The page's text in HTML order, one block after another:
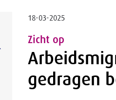
18-03-2025
Zicht op
gedragen